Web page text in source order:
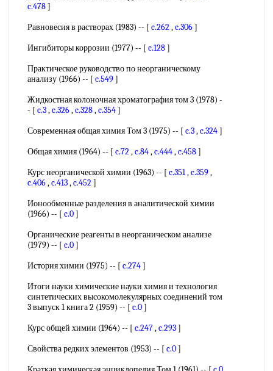
c.478]
Равновесия в растворах (1983) -- [ c.262,c.306]
Ингибиторы коррозии (1977) -- [ c.128]
Практическое руководство по неорганическому
анализу (1966) -- [ c.549]
Жидкостная колоночная хроматография том 3 (1978) -
- [ c.3,c.326,c.328,c.354]
Современная общая химия Том 3 (1975) -- [ c.3,c.324]
Общая химия (1964) -- [ c.72,c.84,c.444,c.458]
Курс неорганической химии (1963) -- [ c.351,c.359,
c.406,c.413,c.452]
Ионообменные разделения в аналитической химии
(1966) -- [ c.0]
Органические реагенты в неорганическом анализе
(1979) -- [ c.0]
История химии (1975) -- [ c.274]
Итоги науки химические науки химия и технология
синтетических высокомолекулярных соединений том
3 выпуск 1 книга 2 (1959) -- [ c.0]
Курс общей химии (1964) -- [ c.247,c.293]
Свойства редких элементов (1953) -- [ c.0]